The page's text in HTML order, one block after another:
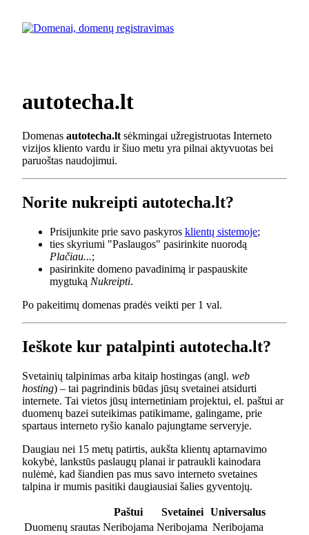
autotecha.lt
Domenas autotecha.lt sėkmingai užregistruotas Interneto
vizijos kliento vardu ir šiuo metu yra pilnai aktyvuotas bei
paruoštas naudojimui.
Norite nukreipti autotecha.lt?
Prisijunkite prie savo paskyros klientų sistemoje;
ties skyriumi "Paslaugos" pasirinkite nuorodą
Plačiau...;
pasirinkite domeno pavadinimą ir paspauskite
mygtuką Nukreipti.
Po pakeitimų domenas pradės veikti per 1 val.
Ieškote kur patalpinti autotecha.lt?
Svetainių talpinimas arba kitaip hostingas (angl. web
hosting) – tai pagrindinis būdas jūsų svetainei atsidurti
internete. Tai vietos jūsų internetiniam projektui, el. paštui ar
duomenų bazei suteikimas patikimame, galingame, prie
spartaus interneto ryšio kanalo pajungtame serveryje.
Daugiau nei 15 metų patirtis, aukšta klientų aptarnavimo
kokybė, lankstūs paslaugų planai ir patraukli kainodara
nulėmė, kad šiandien pas mus savo interneto svetaines
talpina ir mumis pasitiki daugiausiai šalies gyventojų.
Paštui Svetainei
Universalus
Duomenų srautas Neribojama Neribojama Neribojama